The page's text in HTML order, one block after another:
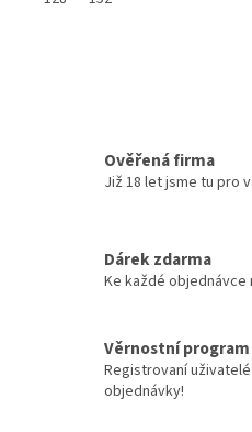
Ověřená firma
Již 18 let jsme tu pro
Dárek zdarma
Ke každé objednávce
Věrnostní program
Registrovaní
objednávky!